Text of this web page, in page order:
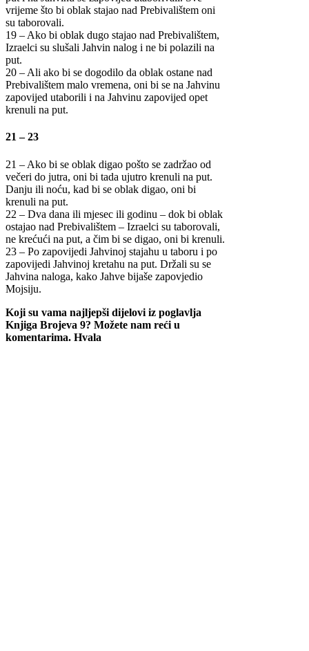
vrijeme što bi oblak stajao nad Prebivalištem oni
su taborovali.
19 – Ako bi oblak dugo stajao nad Prebivalištem,
Izraelci su slušali Jahvin nalog i ne bi polazili na
put.
20 – Ali ako bi se dogodilo da oblak ostane nad
Prebivalištem malo vremena, oni bi se na Jahvinu
zapovijed utaborili i na Jahvinu zapovijed opet
krenuli na put.
21 – 23
21 – Ako bi se oblak digao pošto se zadržao od
večeri do jutra, oni bi tada ujutro krenuli na put.
Danju ili noću, kad bi se oblak digao, oni bi
krenuli na put.
22 – Dva dana ili mjesec ili godinu – dok bi oblak
ostajao nad Prebivalištem – Izraelci su taborovali,
ne krećući na put, a čim bi se digao, oni bi krenuli.
23 – Po zapovijedi Jahvinoj stajahu u taboru i po
zapovijedi Jahvinoj kretahu na put. Držali su se
Jahvina naloga, kako Jahve bijaše zapovjedio
Mojsiju.
Koji su vama najljepši dijelovi iz poglavlja
Knjiga Brojeva 9? Možete nam reći u
komentarima. Hvala